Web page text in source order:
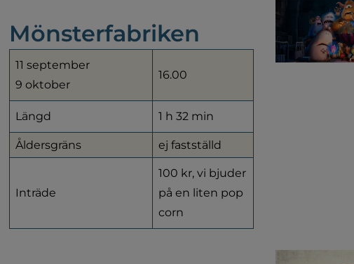
Mönsterfabriken
11 september
9 oktober
16.00
Längd 1 h 32 min
Åldersgräns ej fastställd
Inträde
100 kr, vi bjuder
på en liten pop
corn